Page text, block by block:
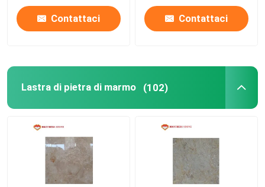
Contattaci Contattaci
Lastra di pietra di marmo (102)